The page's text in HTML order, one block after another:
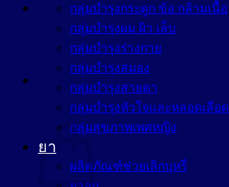
ตะกร้าสินค้า
กลุ่มบำรุงกระดูก ข้อ กล้ามเนื้อ
กลุ่มบำรุงผม ผิว เล็บ
กลุ่มบำรุงร่างกาย
กลุ่มบำรุงสมอง
กลุ่มบำรุงสายตา
กลุ่มบำรุงหัวใจและหลอดเลือด
กลุ่มสุขภาพเพศหญิง
ยา
ผลิตภัณฑ์ช่วยเลิกบุหรี่